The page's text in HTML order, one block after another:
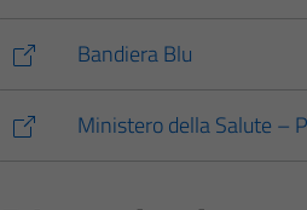
Bandiera Blu
Ministero della Salute –